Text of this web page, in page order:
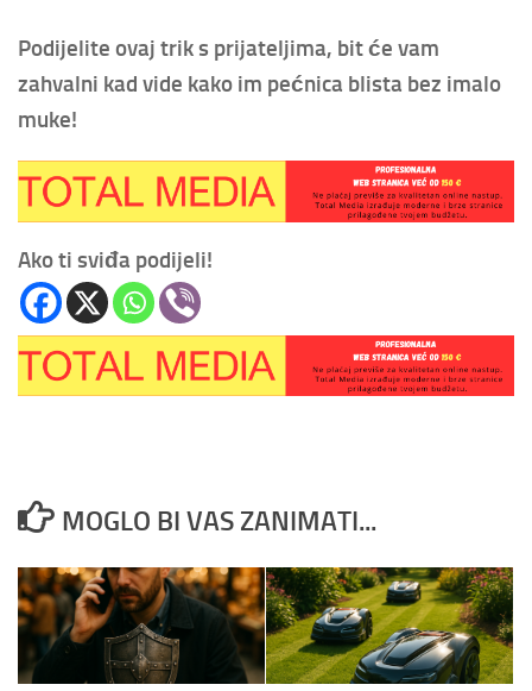
Podijelite ovaj trik s prijateljima, bit će vam
zahvalni kad vide kako im pećnica blista bez imalo
muke!
Ako ti sviđa podijeli!
MOGLO BI VAS ZANIMATI...